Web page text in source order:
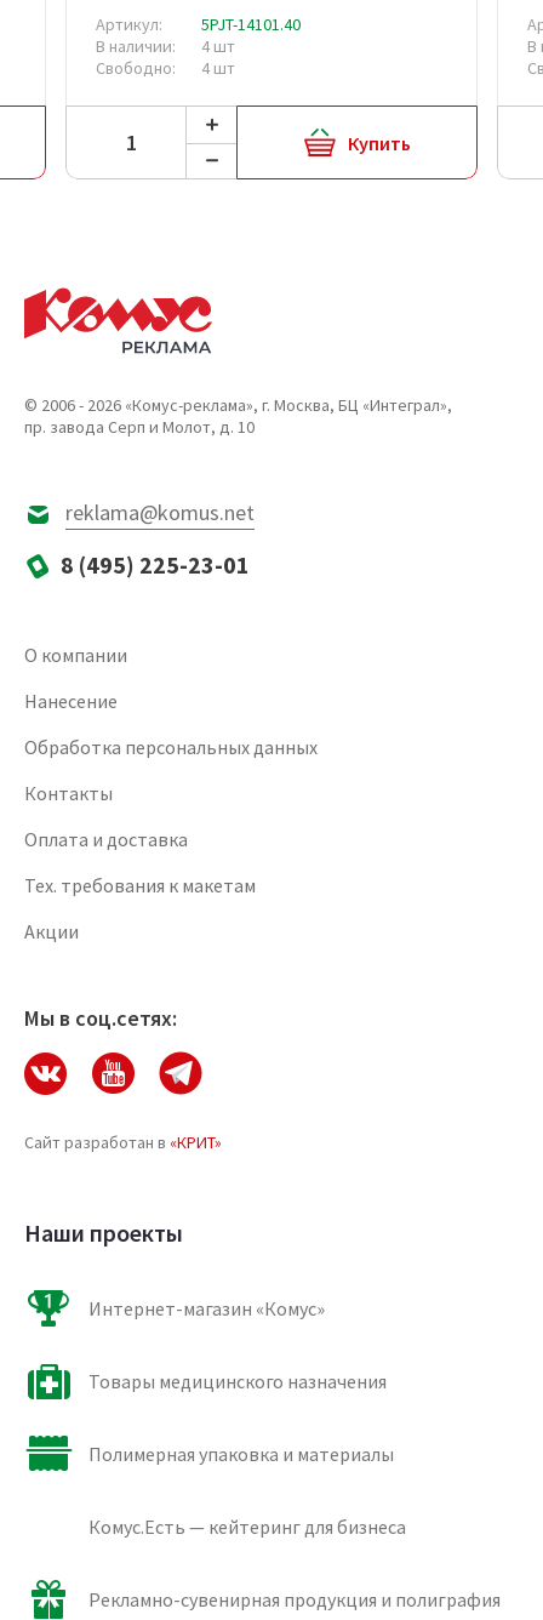
Артикул:
5PJT-14101.40
В наличии:
4 шт
Свободно:
4 шт
Купить
В
© 2006 - 2026 «Комус-реклама», г. Москва, БЦ «Интеграл»,
пр. завода Серп и Молот, д. 10
reklama@komus.net
8 (495) 225-23-01
О компании
Нанесение
Обработка персональных данных
Контакты
Оплата и доставка
Тех. требования к макетам
Акции
Мы в соц.сетях:
Сайт разработан в «КРИТ»
Наши проекты
Интернет-магазин «Комус»
Товары медицинского назначения
Полимерная упаковка и материалы
Комус.Есть — кейтеринг для бизнеса
Рекламно-сувенирная продукция и полиграфия